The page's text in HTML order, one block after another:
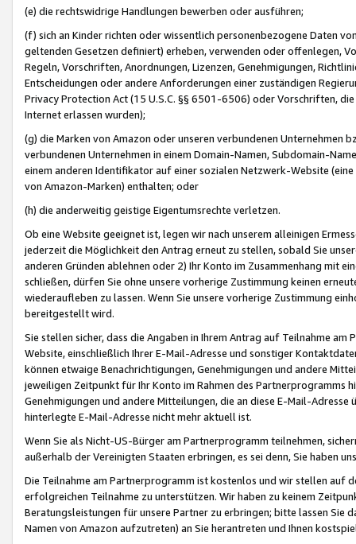
(e) die rechtswidrige Handlungen bewerben oder ausführen;
(f) sich an Kinder richten oder wissentlich personenbezogene Daten
geltenden Gesetzen definiert) erheben, verwenden oder offenlegen,
Regeln, Vorschriften, Anordnungen, Lizenzen, Genehmigungen,
Entscheidungen oder andere Anforderungen einer zuständigen
Privacy Protection Act (15 U.S.C. §§ 6501-6506) oder Vorschriften,
Internet erlassen wurden);
(g) die Marken von Amazon oder unseren verbundenen Unternehmen
verbundenen Unternehmen in einem Domain-Namen, Subdomain-
einem anderen Identifikator auf einer sozialen Netzwerk-Website
von Amazon-Marken) enthalten; oder
(h) die anderweitig geistige Eigentumsrechte verletzen.
Ob eine Website geeignet ist, legen wir nach unserem alleinigen
jederzeit die Möglichkeit den Antrag erneut zu stellen, sobald Sie
anderen Gründen ablehnen oder 2) Ihr Konto im Zusammenhang mit
schließen, dürfen Sie ohne unsere vorherige Zustimmung keinen
wiederaufleben zu lassen. Wenn Sie unsere vorherige Zustimmung
bereitgestellt wird.
Sie stellen sicher, dass die Angaben in Ihrem Antrag auf Teilnahme
Website, einschließlich Ihrer E-Mail-Adresse und sonstiger
können etwaige Benachrichtigungen, Genehmigungen und andere
jeweiligen Zeitpunkt für Ihr Konto im Rahmen des Partnerprogramms
Genehmigungen und andere Mitteilungen, die an diese E-Mail-
hinterlegte E-Mail-Adresse nicht mehr aktuell ist.
Wenn Sie als Nicht-US-Bürger am Partnerprogramm teilnehmen,
außerhalb der Vereinigten Staaten erbringen, es sei denn, Sie haben
Die Teilnahme am Partnerprogramm ist kostenlos und wir stellen auf
erfolgreichen Teilnahme zu unterstützen. Wir haben zu keinem
Beratungsleistungen für unsere Partner zu erbringen; bitte lassen Sie
Namen von Amazon aufzutreten) an Sie herantreten und Ihnen